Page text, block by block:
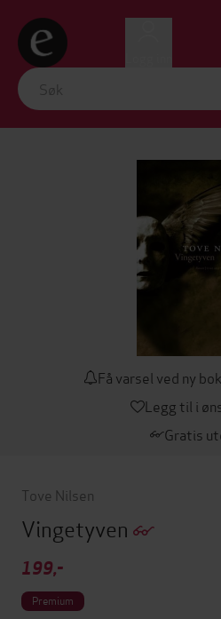
Få varsel ved ny
Legg til i
Gratis
Tove Nilsen
Vingetyven
199,-
Premium